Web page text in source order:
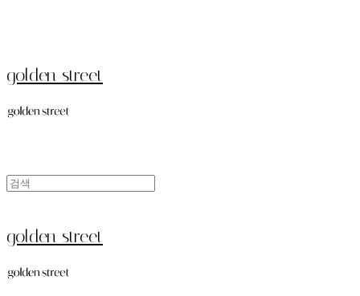
golden street
golden street